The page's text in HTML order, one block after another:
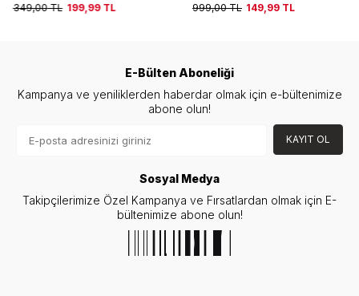
349,00TL 199,99TL
999,00TL 149,99TL
E-Bülten Aboneliği
Kampanya ve yeniliklerden haberdar olmak için e-bültenimize
abone olun!
KAYIT OL
Sosyal Medya
Takipçilerimize Özel Kampanya ve Fırsatlardan olmak için E-
bültenimize abone olun!